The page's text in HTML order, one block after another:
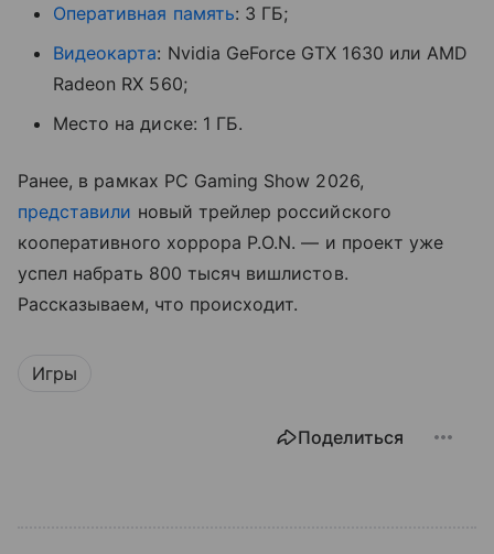
Оперативная память: 3 ГБ;
Видеокарта: Nvidia GeForce GTX 1630 или AMD
Radeon RX 560;
Место на диске: 1 ГБ.
Ранее, в рамках PC Gaming Show 2026,
представили новый трейлер российского
кооперативного хоррора P.O.N. — и проект уже
успел набрать 800 тысяч вишлистов.
Рассказываем, что происходит.
Игры
Поделиться